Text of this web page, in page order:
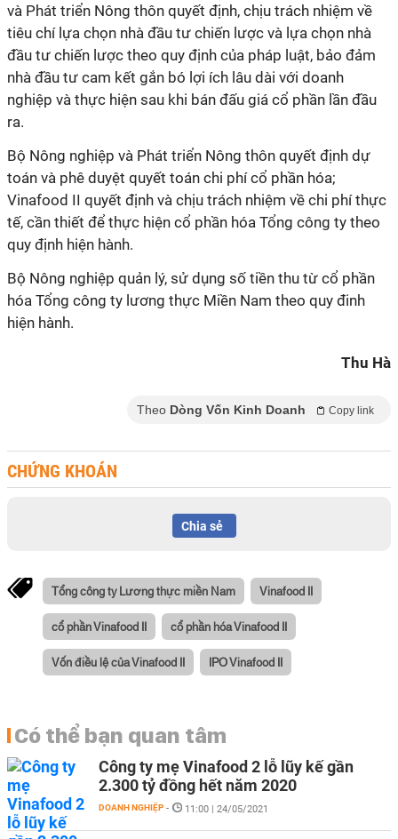
và Phát triển Nông thôn quyết định, chịu trách nhiệm về
tiêu chí lựa chọn nhà đầu tư chiến lược và lựa chọn nhà
đầu tư chiến lược theo quy định của pháp luật, bảo đảm
nhà đầu tư cam kết gắn bó lợi ích lâu dài với doanh
nghiệp và thực hiện sau khi bán đấu giá cổ phần lần đầu
ra.
Bộ Nông nghiệp và Phát triển Nông thôn quyết định dự
toán và phê duyệt quyết toán chi phí cổ phần hóa;
Vinafood II quyết định và chịu trách nhiệm về chi phí thực
tế, cần thiết để thực hiện cổ phần hóa Tổng công ty theo
quy định hiện hành.
Bộ Nông nghiệp quản lý, sử dụng số tiền thu từ cổ phần
hóa Tổng công ty lương thực Miền Nam theo quy đinh
hiện hành.
Thu Hà
Theo Dòng Vốn Kinh Doanh Copy link
CHỨNG KHOÁN
Chia sẻ
Tổng công ty Lương thực miền Nam Vinafood II
cổ phần Vinafood II cổ phần hóa Vinafood II
Vốn điều lệ của Vinafood II IPO Vinafood II
Có thể bạn quan tâm
Công ty mẹ Vinafood 2 lỗ lũy kế gần
2.300 tỷ đồng hết năm 2020
DOANH NGHIỆP - 11:00 | 24/05/2021